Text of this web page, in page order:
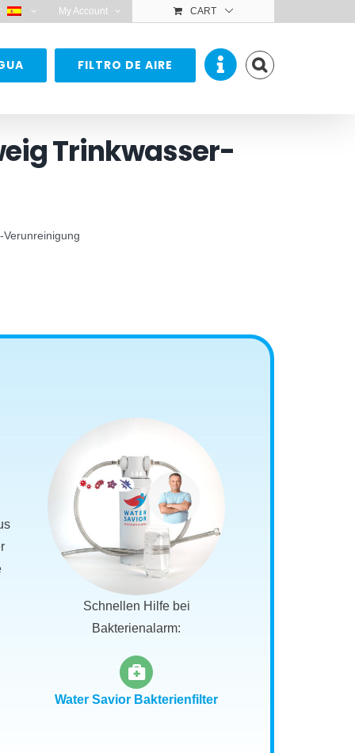
My Account CART
FILTRO DE AIRE
Trinkwasser-
Schnellen Hilfe bei
Bakterienalarm:
Water Savior Bakterienfilter